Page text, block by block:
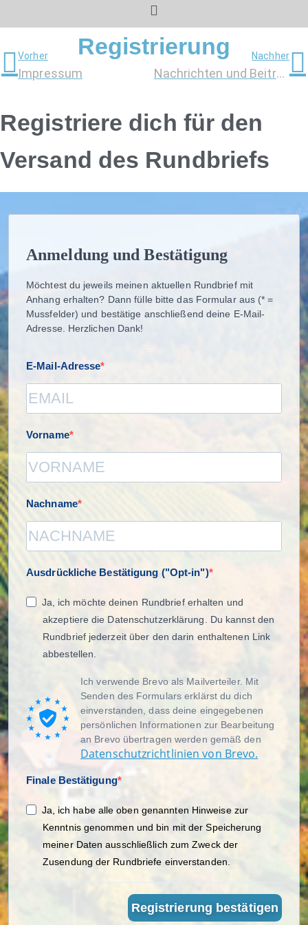
Registrierung
Vorher
Impressum
Nachher
Nachrichten und Beiträge
Registriere dich für den
Versand des Rundbriefs
Anmeldung und Bestätigung
Möchtest du jeweils meinen aktuellen Rundbrief mit
Anhang erhalten? Dann fülle bitte das Formular aus (* =
Mussfelder) und bestätige anschließend deine E-Mail-
Adresse. Herzlichen Dank!
E-Mail-Adresse
Vorname
Nachname
Ausdrückliche Bestätigung ("Opt-in")
Ja, ich möchte deinen Rundbrief erhalten und
akzeptiere die Datenschutzerklärung. Du kannst den
Rundbrief jederzeit über den darin enthaltenen Link
abbestellen.
Ich verwende Brevo als Mailverteiler. Mit
Senden des Formulars erklärst du dich
einverstanden, dass deine eingegebenen
persönlichen Informationen zur Bearbeitung
an Brevo übertragen werden gemäß den
Datenschutzrichtlinien von Brevo.
Finale Bestätigung
Ja, ich habe alle oben genannten Hinweise zur
Kenntnis genommen und bin mit der Speicherung
meiner Daten ausschließlich zum Zweck der
Zusendung der Rundbriefe einverstanden.
Registrierung bestätigen